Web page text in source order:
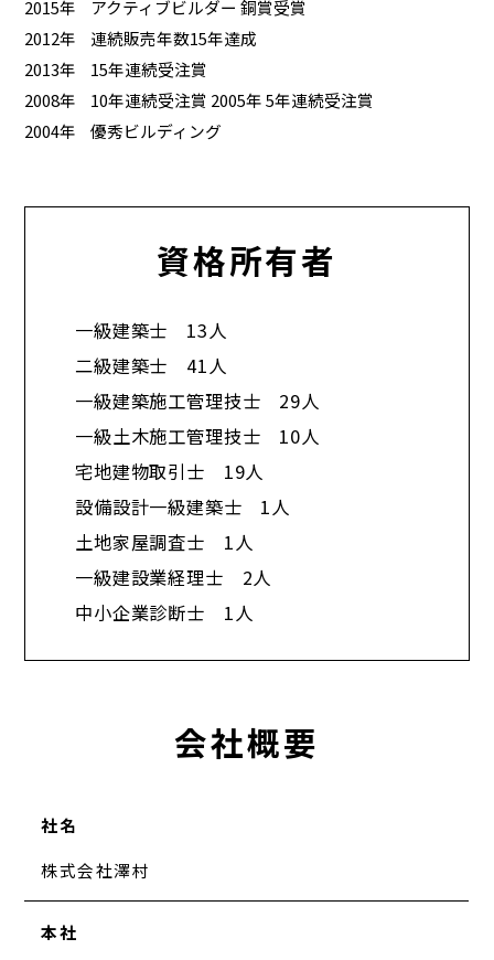
2015年
アクティブビルダー 銅賞受賞
2012年
連続販売年数15年達成
2013年
15年連続受注賞
2008年
10年連続受注賞 2005年 5年連続受注賞
2004年
優秀ビルディング
資格所有者
一級建築士 13人
二級建築士 41人
一級建築施工管理技士 29人
一級土木施工管理技士 10人
宅地建物取引士 19人
設備設計一級建築士 1人
土地家屋調査士 1人
一級建設業経理士 2人
中小企業診断士 1人​
会社概要
社名
株式会社澤村
本社